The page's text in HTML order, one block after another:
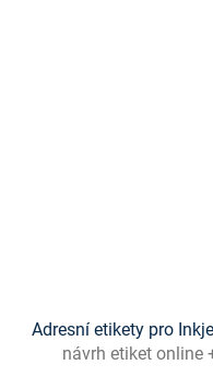
Adresní etikety pro
návrh etiket online